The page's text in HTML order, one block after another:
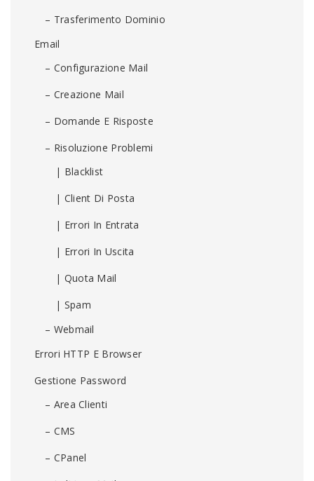
– Trasferimento Dominio
Email
– Configurazione Mail
– Creazione Mail
– Domande E Risposte
– Risoluzione Problemi
| Blacklist
| Client Di Posta
| Errori In Entrata
| Errori In Uscita
| Quota Mail
| Spam
– Webmail
Errori HTTP E Browser
Gestione Password
– Area Clienti
– CMS
– CPanel